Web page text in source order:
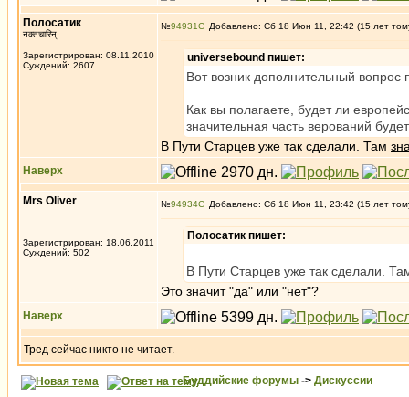
Полосатик
नक्तचारिन्
Зарегистрирован: 08.11.2010
Суждений: 2607
№94931 Добавлено: Сб 18 Июн 11, 22:42 (15 лет
universebound пишет:
Вот возник дополнительный вопрос
Как вы полагаете, будет ли
значительная часть верований
В Пути Старцев уже так сделали. Там
Наверх
Mrs Oliver
Зарегистрирован: 18.06.2011
Суждений: 502
№94934 Добавлено: Сб 18 Июн 11, 23:42 (15 лет
Полосатик пишет:
В Пути Старцев уже так сделали.
Это значит "да" или "нет"?
Наверх
Тред сейчас никто не читает.
Буддийские форумы -> Дискуссии